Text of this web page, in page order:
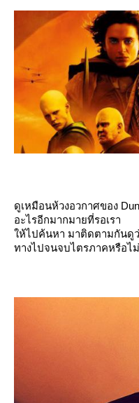
ดูเหมือนห้วงอวกาศของ
อะไรอีกมากมายที่รอเรา
ห้ไปค้นหา มาติดตามกันดูว่
ทางไปจนจบไตรภาคหรือไม่